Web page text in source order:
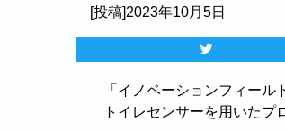
[投稿]2023年10月5日
「イノベーションフィー
トイレセンサーを用いたプ